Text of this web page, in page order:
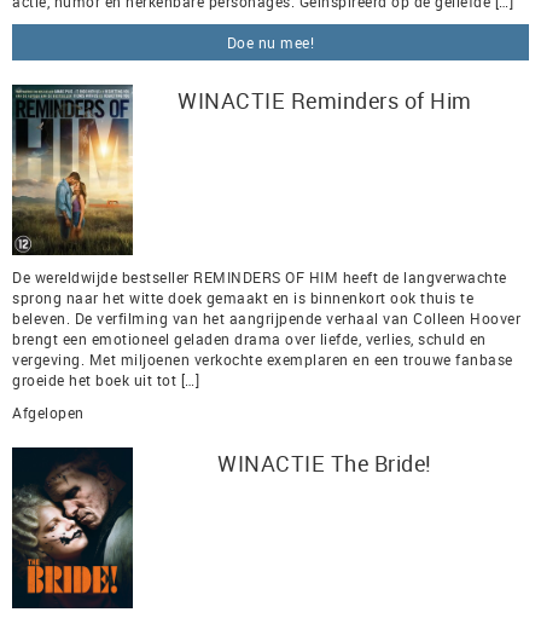
Doe nu mee!
WINACTIE Reminders of Him
De wereldwijde bestseller REMINDERS OF HIM heeft de langverwachte
sprong naar het witte doek gemaakt en is binnenkort ook thuis te
beleven. De verfilming van het aangrijpende verhaal van Colleen Hoover
brengt een emotioneel geladen drama over liefde, verlies, schuld en
vergeving. Met miljoenen verkochte exemplaren en een trouwe fanbase
groeide het boek uit tot […]
Afgelopen
WINACTIE The Bride!